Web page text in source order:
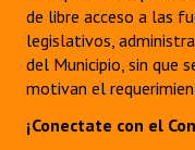
de libre acceso a las
legislativos,
del Municipio, sin que
motivan el
¡Conectate con el